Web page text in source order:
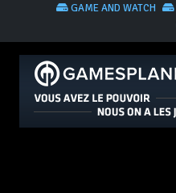
GAME AND WATCH